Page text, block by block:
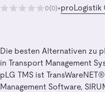
0(0)•proLogistik
Die besten Alternativen zu
in Transport Management
pLG TMS ist
Management Software,